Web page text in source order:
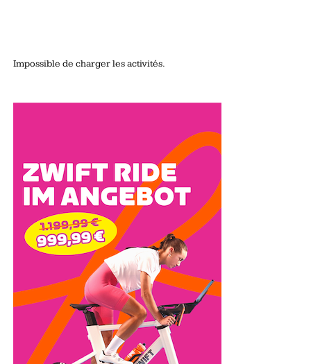
Impossible de charger les activités.